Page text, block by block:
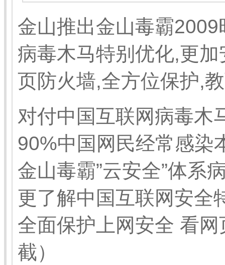
金山推出金山毒霸
病毒木马特别优化,更
页防火墙,全方位保护,
对付中国互联网病毒木
90%中国网民经常感染
金山毒霸”云安全”体系
更了解中国互联网安全
全面保护上网安全 看
截）